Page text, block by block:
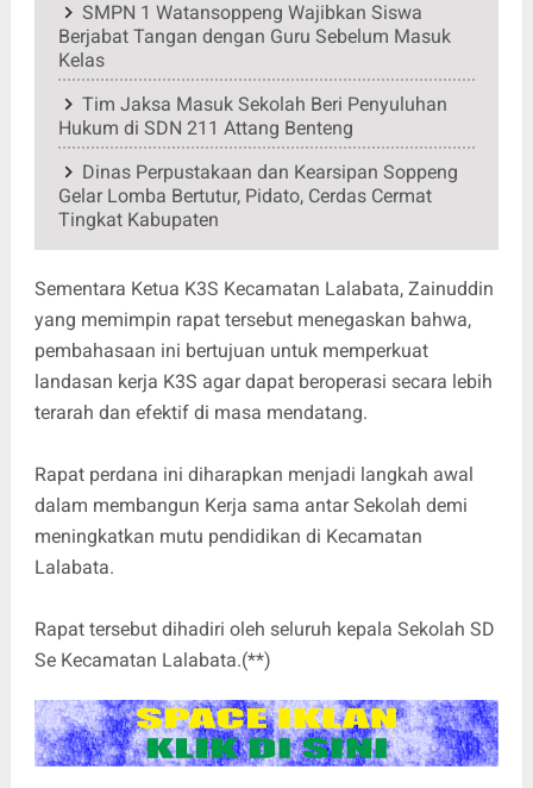
SMPN 1 Watansoppeng Wajibkan Siswa
Berjabat Tangan dengan Guru Sebelum Masuk
Kelas
Tim Jaksa Masuk Sekolah Beri Penyuluhan
Hukum di SDN 211 Attang Benteng
Dinas Perpustakaan dan Kearsipan Soppeng
Gelar Lomba Bertutur, Pidato, Cerdas Cermat
Tingkat Kabupaten
Sementara Ketua K3S Kecamatan Lalabata, Zainuddin
yang memimpin rapat tersebut menegaskan bahwa,
pembahasaan ini bertujuan untuk memperkuat
landasan kerja K3S agar dapat beroperasi secara lebih
terarah dan efektif di masa mendatang.
Rapat perdana ini diharapkan menjadi langkah awal
dalam membangun Kerja sama antar Sekolah demi
meningkatkan mutu pendidikan di Kecamatan
Lalabata.
Rapat tersebut dihadiri oleh seluruh kepala Sekolah SD
Se Kecamatan Lalabata.(**)